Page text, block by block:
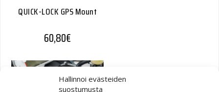
Hallinnoi evästeiden
suostumusta
QUICK-LOCK GPS Mount
60,80€